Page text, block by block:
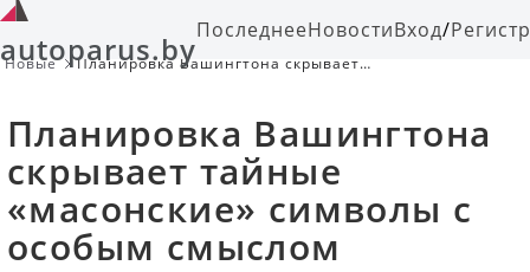
autoparus.byПоследнееНовостиВход/
Новые
Планировка Вашингтона скрывает
Планировка Вашингтона
скрывает тайные
«масонские» символы с
особым смыслом